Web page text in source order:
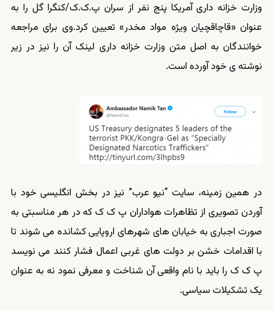
وزارت خزانه داری آمریکا پنج نفر از سران پ.ک.ک/کنگرا گل را به
عنوان «قاچاقچیان ویژه مواد مخدر» تعیین کرد.وی برای مراجعه
خوانندگان به اصل متن وزارت خزانه داری لینک آن را نیز در زیر
نوشته ی خود آورده است.
در همین زمینه، سایت “نیو عرب” نیز در بخش انگلیسی خود با
آوردن تصویری از تظاهرات هواداران پ ک ک که در هر مناسبتی به
صورت اجباری به خیابان های شهرهای اروپایی کشانده می شوند تا
با اقدامات خشن بر دولت های غربی اعمال فشار کنند می نویسد
پ ک ک را باید با نام واقعی آن شناخت و معرفی نمود نه به عنوان
یک تشکیلات سیاسی.